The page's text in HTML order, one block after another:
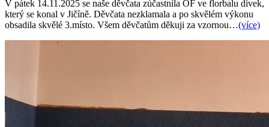
V pátek 14.11.2025 se naše děvčata zúčastnila OF ve florbalu dívek,
který se konal v Jičíně. Děvčata nezklamala a po skvělém výkonu
obsadila skvělé 3.místo. Všem děvčatům děkuji za vzornou…(více)